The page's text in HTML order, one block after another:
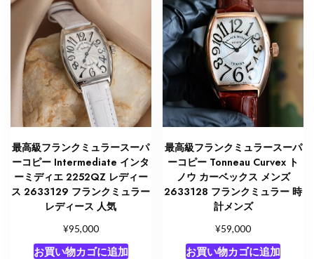
最高級フランクミュラースーパ
ーコピー Intermediate インタ
ーミディエ 2252QZ レディー
ス 2633129 フランクミュラー
レディース 人気
¥95,000
お買い物カゴに追加
最高級フランクミュラースーパ
ーコピー Tonneau Curvex ト
ノウ カーベックス メンズ
2633128 フランクミュラー 時
計メンズ
¥59,000
お買い物カゴに追加